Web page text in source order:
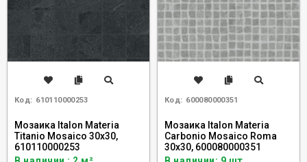
Код: 610110000253
Мозаика Italon Materia
Titanio Mosaico 30x30,
610110000253
Код: 600080000351
Мозаика Italon Materia
Carbonio Mosaico Roma
30x30, 600080000351